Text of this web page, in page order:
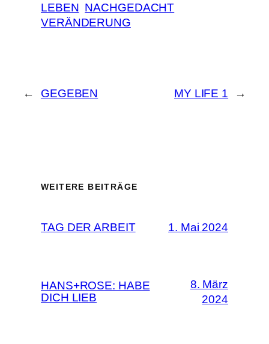
LEBEN NACHGEDACHT
VERÄNDERUNG
← GEGEBEN MY LIFE 1 →
WEITERE BEITRÄGE
TAG DER ARBEIT 1. Mai 2024
HANS+ROSE: HABE
DICH LIEB
8. März
2024